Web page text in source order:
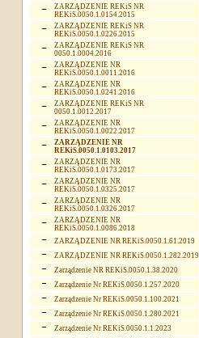
ZARZĄDZENIE REKiS NR
REKiS.0050.1.0154.2015
ZARZĄDZENIE REKiS NR
REKiS.0050.1.0226.2015
ZARZĄDZENIE REKiS NR
0050.1.0004.2016
ZARZĄDZENIE NR
REKiS.0050.1.0011.2016
ZARZĄDZENIE NR
REKiS.0050.1.0241.2016
ZARZĄDZENIE REKiS NR
0050.1.0012.2017
ZARZĄDZENIE NR
REKiS.0050.1.0022.2017
ZARZĄDZENIE NR
REKiS.0050.1.0103.2017
ZARZĄDZENIE NR
REKiS.0050.1.0173.2017
ZARZĄDZENIE NR
REKiS.0050.1.0325.2017
ZARZĄDZENIE NR
REKiS.0050.1.0326.2017
ZARZĄDZENIE NR
REKiS.0050.1.0086.2018
ZARZĄDZENIE NR REKiS.0050.1.61.2019
ZARZĄDZENIE NR REKiS.0050.1.282.2019
Zarządzenie NR REKiS.0050.1.38.2020
Zarządzenie Nr REKiS.0050.1.257.2020
Zarządzenie Nr REKiS.0050.1.100.2021
Zarządzenie Nr REKiS.0050.1.280.2021
Zarządzenie Nr REKiS.0050.1.1.2023